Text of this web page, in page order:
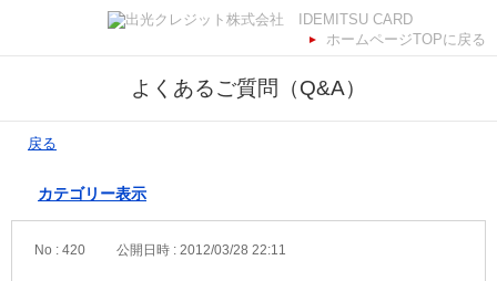
ホームページTOPに戻る
よくあるご質問（Q&A）
戻る
カテゴリー表示
No : 420 公開日時 : 2012/03/28 22:11